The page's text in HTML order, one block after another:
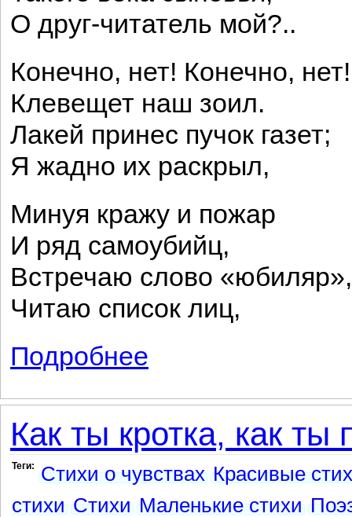
О друг-читатель мой?..
Конечно, нет! Конечно, нет!
Клевещет наш зоил.
Лакей принес пучок газет;
Я жадно их раскрыл,
Минуя кражу и пожар
И ряд самоубийц,
Встречаю слово «юбиляр»,
Читаю список лиц,
Подробнее
Как ты кротка, как
Теги: Стихи о чувствах Красивые
стихи Стихи Маленькие стихи